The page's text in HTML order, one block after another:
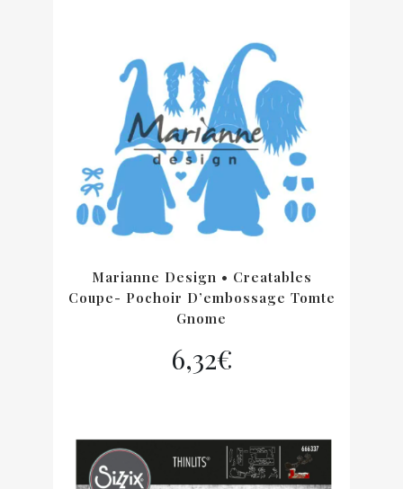
11,98€.8,38€.
Marianne Design • Creatables
Coupe- Pochoir D’embossage Tomte
Gnome
6,32€